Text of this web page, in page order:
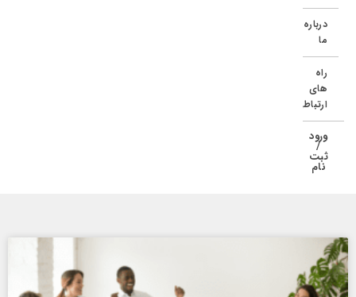
درباره
ما
راه
های
ارتباطی
ورود
/
ثبت
نام